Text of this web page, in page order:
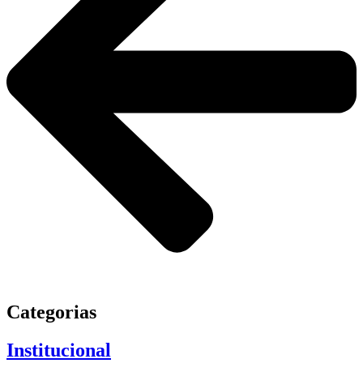
Categorias
Institucional